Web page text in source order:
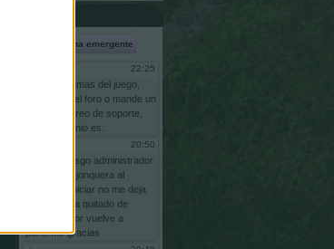
Ventana emergente
22:25
problemas del juego,
el foro o mande un
correo de soporte,
info@comunio.es.
20:50
risgo administrador
jonquera al
reiniciar no me deja
ha quitado de
adminstrador vuelve a
ponerme gracias